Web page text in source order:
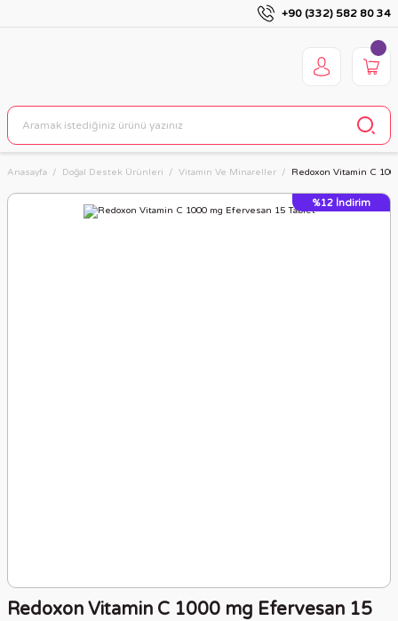
+90 (332) 582 80 34
Anasayfa Doğal Destek Ürünleri Vitamin Ve Minareller Redoxon Vitamin C
%12 İndirim
Redoxon Vitamin C 1000 mg Efervesan 15